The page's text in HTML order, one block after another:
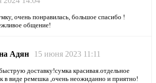
очень понравилась, большое спасибо !
общение!
Адян 15 июня 2023 11:11
доставку!сумка красивая.отдельное
в виде ремешка ,очень неожиданно и приятно!